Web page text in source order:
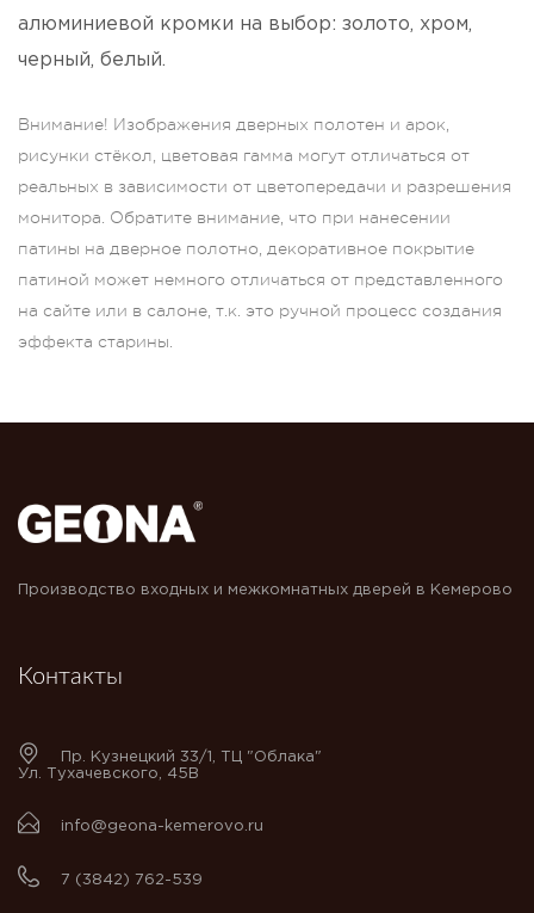
алюминиевой кромки на выбор: золото, хром,
черный, белый.
Внимание! Изображения дверных полотен и арок,
рисунки стёкол, цветовая гамма могут отличаться от
реальных в зависимости от цветопередачи и разрешения
монитора. Обратите внимание, что при нанесении
патины на дверное полотно, декоративное покрытие
патиной может немного отличаться от представленного
на сайте или в салоне, т.к. это ручной процесс создания
эффекта старины.
Производство входных и межкомнатных дверей в Кемерово
Контакты
Пр. Кузнецкий 33/1, ТЦ "Облака"
Ул. Тухачевского, 45В
info@geona-kemerovo.ru
7 (3842) 762-539